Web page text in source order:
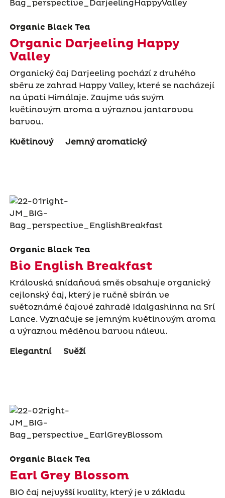
Organic Black Tea
Organic Darjeeling Happy
Valley
Organický čaj Darjeeling pochází z druhého
sběru ze zahrad Happy Valley, které se nacházejí
na úpatí Himálaje. Zaujme vás svým
květinovým aroma a výraznou jantarovou
barvou.
Květinový
Jemný aromatický
Organic Black Tea
Bio English Breakfast
Královská snídaňová směs obsahuje organický
cejlonský čaj, který je ručně sbírán ve
světoznámé čajové zahradě Idalgashinna na Srí
Lance. Vyznačuje se jemným květinovým aroma
a výraznou měděnou barvou nálevu.
Elegantní
Svěží
Organic Black Tea
Earl Grey Blossom
BIO čaj nejvyšší kvality, který je v základu